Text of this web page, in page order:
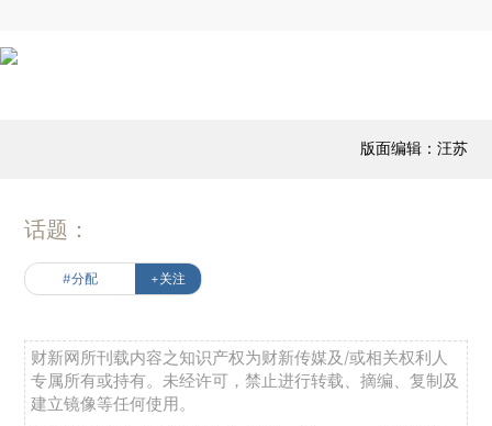
版面编辑：汪苏
话题：
#分配 +关注
财新网所刊载内容之知识产权为财新传媒及/或相关权利人
专属所有或持有。未经许可，禁止进行转载、摘编、复制及
建立镜像等任何使用。